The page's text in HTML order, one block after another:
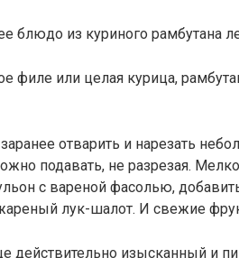
блюдо из куриного рамбутана
филе или целая курица,
отварить и нарезать
подавать, не разрезая.
с вареной фасолью,
лук-шалот. И свежие
действительно изысканный и